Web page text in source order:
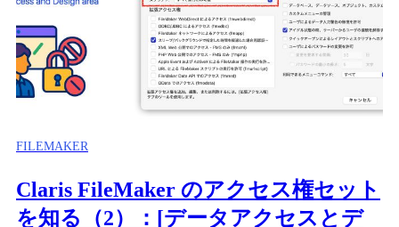
FILEMAKER
Claris FileMaker のアクセス権セット
を知る（2）：[データアクセスとデ